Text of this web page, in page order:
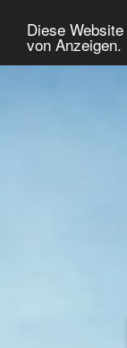
Diese
von Anzeigen.
Home